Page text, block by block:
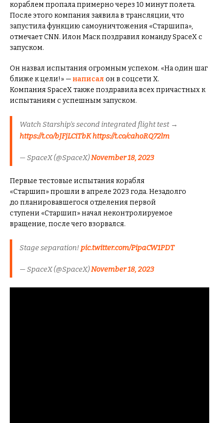
кораблем пропала примерно через 10 минут полета.
После этого компания заявила в трансляции, что
запустила функцию самоуничтожения «Старшипа»,
отмечает CNN. Илон Маск поздравил команду SpaceX с
запуском.
Он назвал испытания огромным успехом. «На один шаг
ближе к цели!» — написал он в соцсети X.
Компания SpaceX также поздравила всех причастных к
испытаниям с успешным запуском.
Watch Starship’s second integrated flight test →
https://t.co/bJFjLCiTbKhttps://t.co/cahoRQ72lm
— SpaceX (@SpaceX)November 18, 2023
Первые тестовые испытания корабля
«Старшип» прошли в апреле 2023 года. Незадолго
до планировавшегося отделения первой
ступени «Старшип» начал неконтролируемое
вращение, после чего взорвался.
Stage separation! pic.twitter.com/PipaCW1PDT
— SpaceX (@SpaceX)November 18, 2023